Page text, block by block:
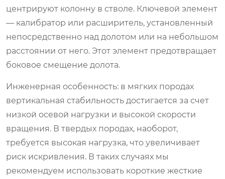
центрируют колонну в стволе. Ключевой элемент
— калибратор или расширитель, установленный
непосредственно над долотом или на небольшом
расстоянии от него. Этот элемент предотвращает
боковое смещение долота.
Инженерная особенность: в мягких породах
вертикальная стабильность достигается за счет
низкой осевой нагрузки и высокой скорости
вращения. В твердых породах, наоборот,
требуется высокая нагрузка, что увеличивает
риск искривления. В таких случаях мы
рекомендуем использовать короткие жесткие